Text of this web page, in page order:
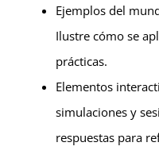
Ejemplos del
Ilustre cómo se
prácticas.
Elementos
simulaciones y
respuestas para